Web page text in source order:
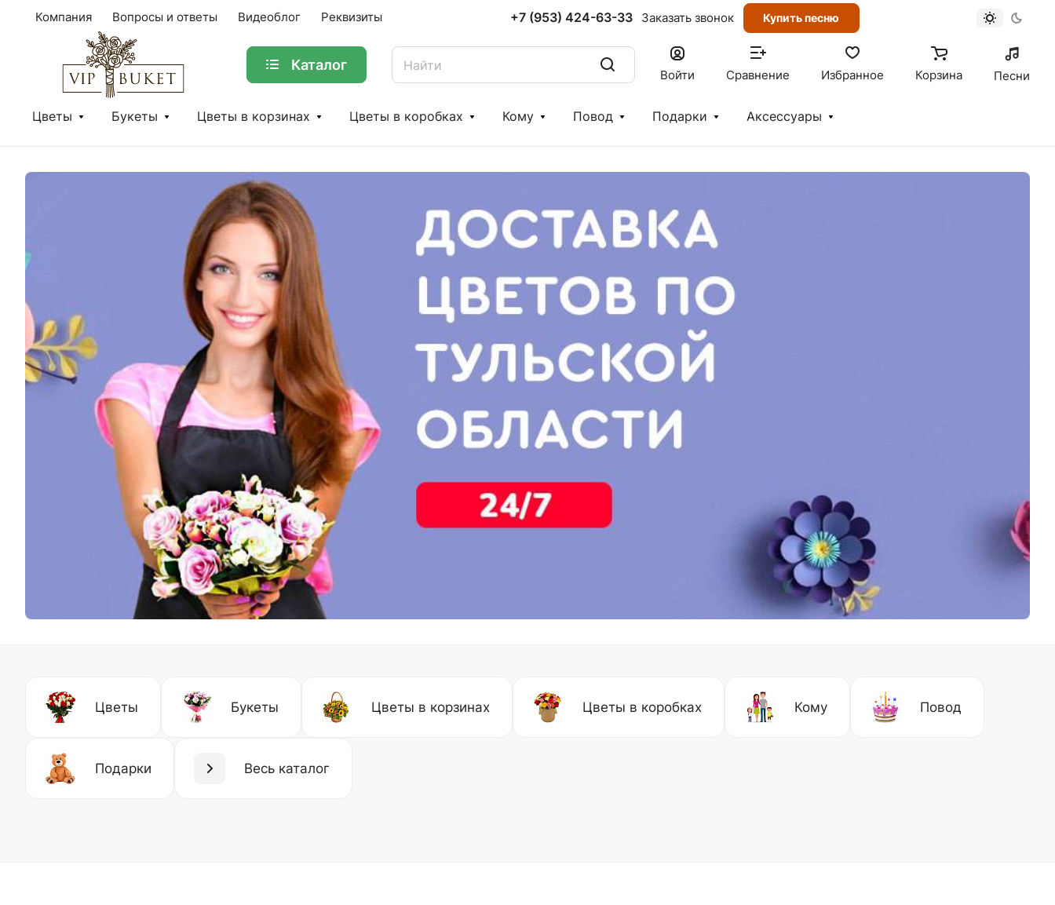
Компания Вопросы и ответы Видеоблог Реквизиты +7 (953) 424-63-33 Заказать звонок Купить песню
Каталог
Войти Сравнение Избранное Корзина Песни
Цветы Букеты Цветы в корзинах Цветы в коробках Кому Повод Подарки Аксессуары
Цветы Букеты Цветы в корзинах Цветы в коробках Кому Повод
Подарки Весь каталог